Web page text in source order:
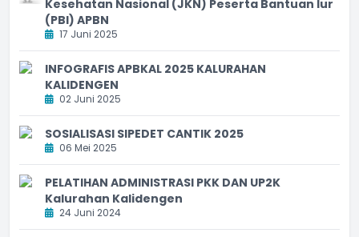
Kesehatan Nasional (JKN) Peserta Bantuan Iur
(PBI) APBN
17 Juni 2025
INFOGRAFIS APBKAL 2025 KALURAHAN
KALIDENGEN
02 Juni 2025
SOSIALISASI SIPEDET CANTIK 2025
06 Mei 2025
PELATIHAN ADMINISTRASI PKK DAN UP2K
Kalurahan Kalidengen
24 Juni 2024